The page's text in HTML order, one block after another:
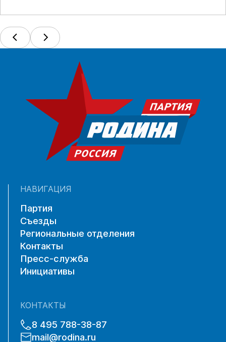
НАВИГАЦИЯ
Партия
Съезды
Региональные отделения
Контакты
Пресс-служба
Инициативы
КОНТАКТЫ
8 495 788-38-87
mail@rodina.ru